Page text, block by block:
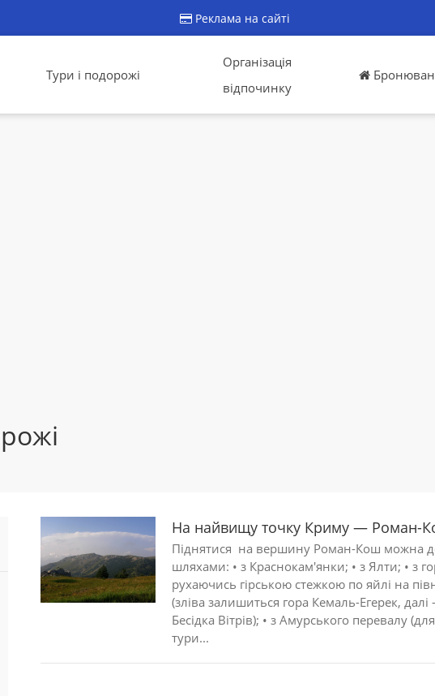
Реклама на сайті
Тури і подорожі
Організація
відпочинку
На найвищу точку Криму — Роман-
Піднятися на вершину Роман-Кош можна
шляхами: • з Краснокам'янки; • з Ялти; • з
рухаючись гірською стежкою по яйлі на
(зліва залишиться гора Кемаль-Егерек,
Бесідка Вітрів); • з Амурського перевалу
тури...